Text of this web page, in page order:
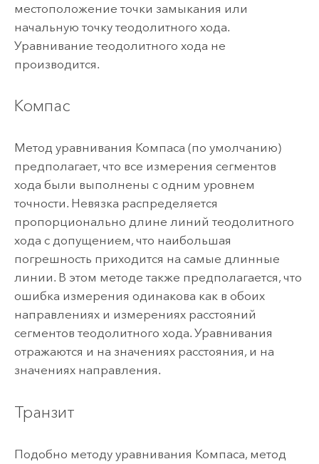
местоположение точки замыкания или
начальную точку теодолитного хода.
Уравнивание теодолитного хода не
производится.
Компас
Метод уравнивания Компаса (по умолчанию)
предполагает, что все измерения сегментов
хода были выполнены с одним уровнем
точности. Невязка распределяется
пропорционально длине линий теодолитного
хода с допущением, что наибольшая
погрешность приходится на самые длинные
линии. В этом методе также предполагается, что
ошибка измерения одинакова как в обоих
направлениях и измерениях расстояний
сегментов теодолитного хода. Уравнивания
отражаются и на значениях расстояния, и на
значениях направления.
Транзит
Подобно методу уравнивания Компаса, метод